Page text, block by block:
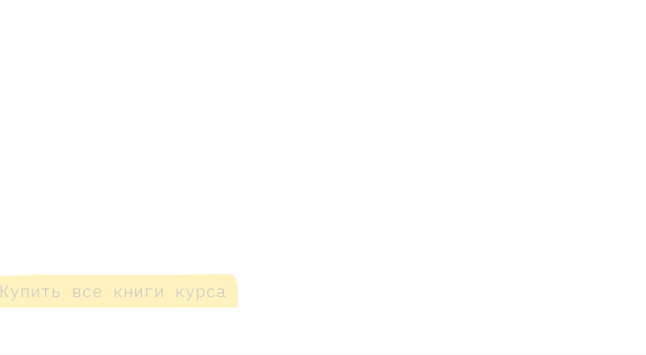
Купить все книги курса